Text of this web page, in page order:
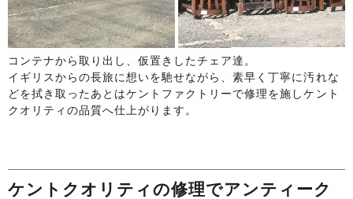
コンテナから取り出し、仮置きしたチェア達。
イギリスからの長旅に想いを馳せながら、素早く丁寧に汚れな
どを拭き取ったあとはケントファクトリーで修理を施しケント
クオリティの品質へ仕上がります。
ケントクオリティの修理でアンティーク